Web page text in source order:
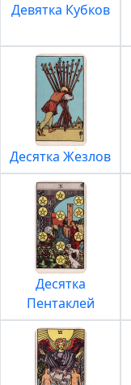
Девятка Кубков
Десятка Жезлов
Десятка
Пентаклей